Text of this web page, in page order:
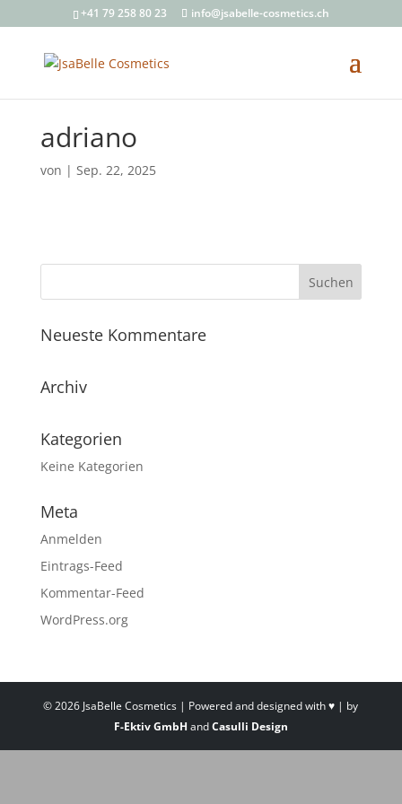
+41 79 258 80 23 info@jsabelle-cosmetics.ch
adriano
von | Sep. 22, 2025
Neueste Kommentare
Archiv
Kategorien
Keine Kategorien
Meta
Anmelden
Eintrags-Feed
Kommentar-Feed
WordPress.org
© 2026 JsaBelle Cosmetics | Powered and designed with ♥ | by
F-Ektiv GmbH andCasulli Design